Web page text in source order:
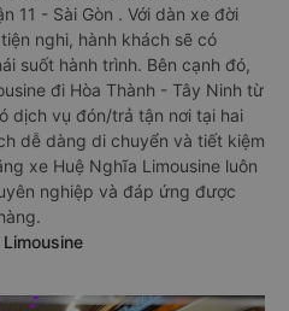
11 - Sài Gòn . Với dàn xe đời
nghi, hành khách sẽ có
suốt hành trình. Bên cạnh đó,
đi Hòa Thành - Tây Ninh từ
dịch vụ đón/trả tận nơi tại hai
dễ dàng di chuyển và tiết kiệm
xe Huệ Nghĩa Limousine luôn
nghiệp và đáp ứng được